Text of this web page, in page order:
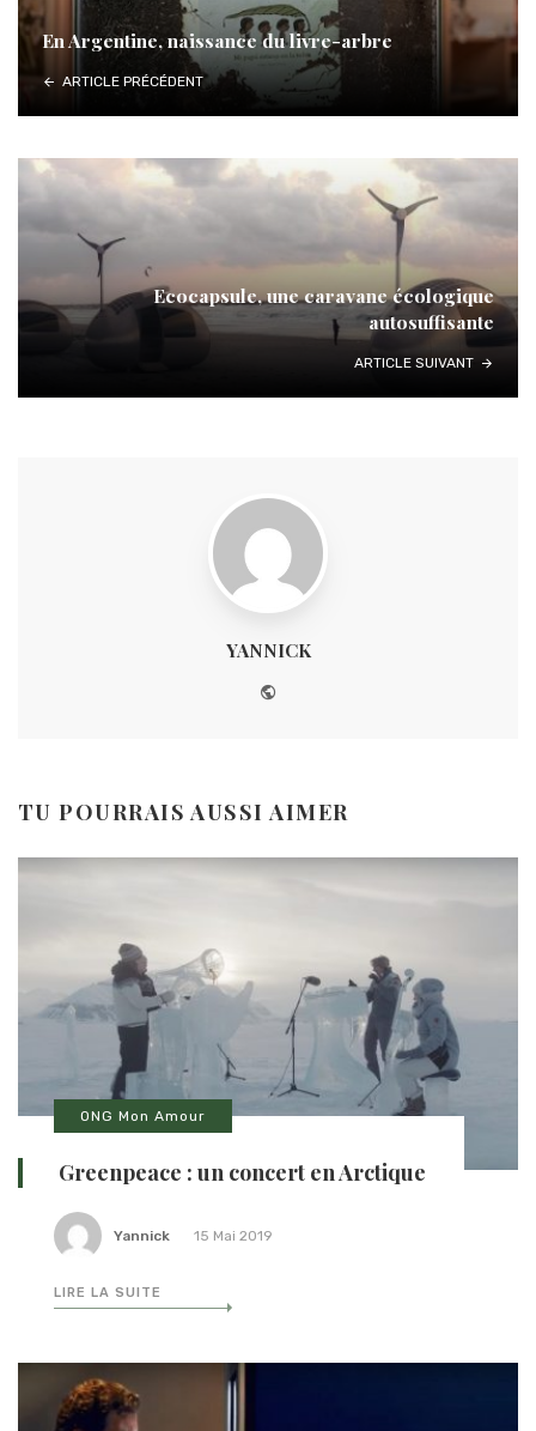
En Argentine, naissance du livre-arbre
ARTICLE PRÉCÉDENT
Ecocapsule, une caravane écologique
autosuffisante
ARTICLE SUIVANT
YANNICK
TU POURRAIS AUSSI AIMER
ONG Mon Amour
Greenpeace : un concert en Arctique
Yannick 15 Mai 2019
LIRE LA SUITE